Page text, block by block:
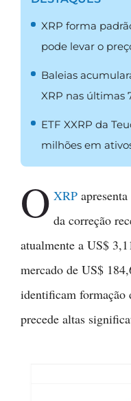
XRP forma
pode levar o
Baleias
XRP nas últimas
ETF XXRP da
milhões em
O XRP
da correção
atualmente a US$
mercado de US$
identificam formação
precede altas